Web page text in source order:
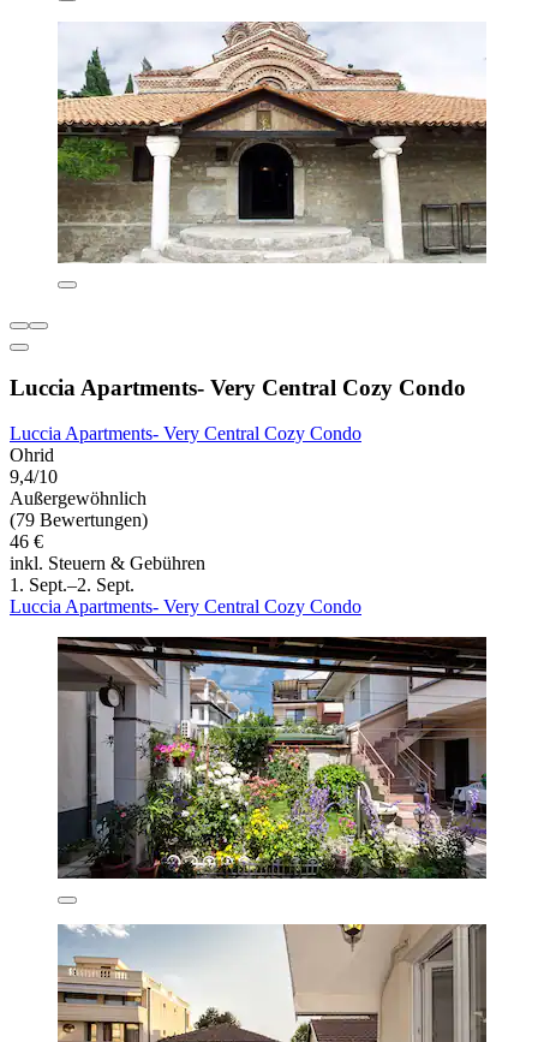
Luccia Apartments- Very Central Cozy Condo
Luccia Apartments- Very Central Cozy Condo
Ohrid
9,4/10
Außergewöhnlich
(79 Bewertungen)
46 €
inkl. Steuern & Gebühren
1. Sept.–2. Sept.
Luccia Apartments- Very Central Cozy Condo